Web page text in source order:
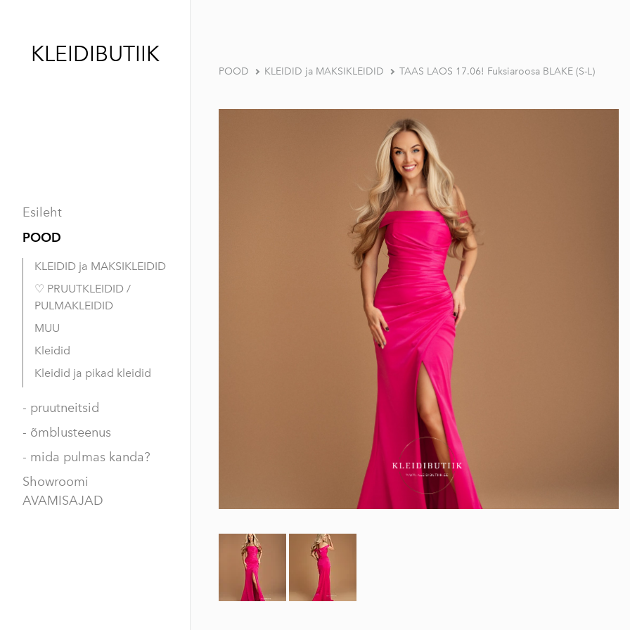
KLEIDIBUTIIK
Esileht
POOD
KLEIDID ja MAKSIKLEIDID
♡ PRUUTKLEIDID /
PULMAKLEIDID
MUU
Kleidid
Kleidid ja pikad kleidid
- pruutneitsid
- õmblusteenus
- mida pulmas kanda?
Showroomi
AVAMISAJAD
POOD KLEIDID ja MAKSIKLEIDID TAAS LAOS 17.06! Fuksiaroosa BLAKE (S-L)